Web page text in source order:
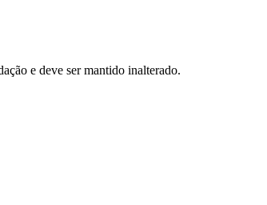
e deve ser mantido inalterado.